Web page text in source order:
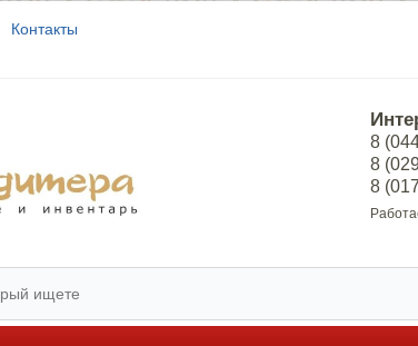
Контакты
8
8
8